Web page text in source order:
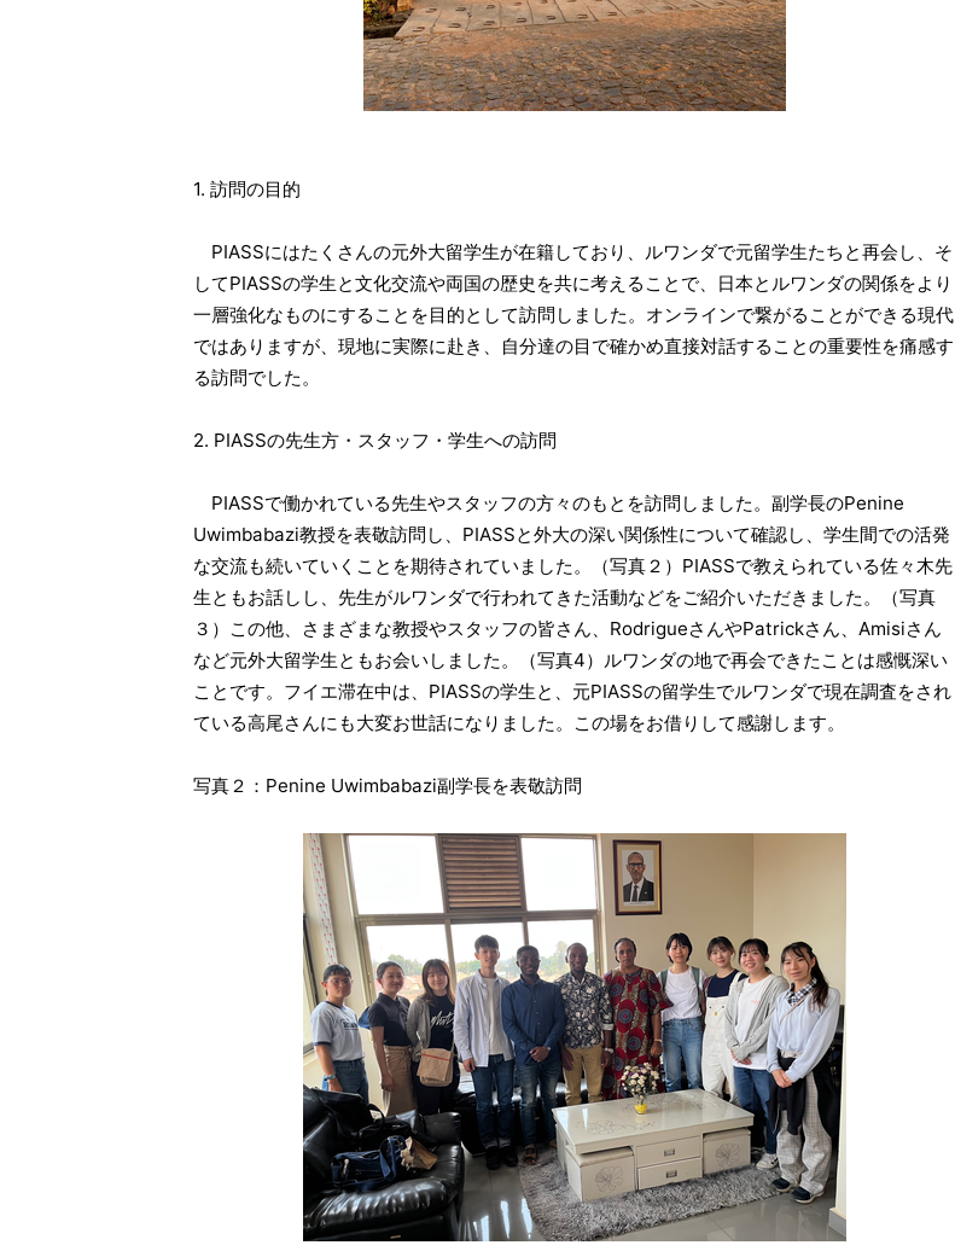
1. 訪問の目的
PIASSにはたくさんの元外大留学生が在籍しており、ルワンダで元留学生たちと再会し、そ
してPIASSの学生と文化交流や両国の歴史を共に考えることで、日本とルワンダの関係をより
一層強化なものにすることを目的として訪問しました。オンラインで繋がることができる現代
ではありますが、現地に実際に赴き、自分達の目で確かめ直接対話することの重要性を痛感す
る訪問でした。
2. PIASSの先生方・スタッフ・学生への訪問
PIASSで働かれている先生やスタッフの方々のもとを訪問しました。副学長のPenine
Uwimbabazi教授を表敬訪問し、PIASSと外大の深い関係性について確認し、学生間での活発
な交流も続いていくことを期待されていました。（写真２）PIASSで教えられている佐々木先
生ともお話しし、先生がルワンダで行われてきた活動などをご紹介いただきました。（写真
３）この他、さまざまな教授やスタッフの皆さん、RodrigueさんやPatrickさん、Amisiさん
など元外大留学生ともお会いしました。（写真4）ルワンダの地で再会できたことは感慨深い
ことです。フイエ滞在中は、PIASSの学生と、元PIASSの留学生でルワンダで現在調査をされ
ている高尾さんにも大変お世話になりました。この場をお借りして感謝します。
写真２：Penine Uwimbabazi副学長を表敬訪問